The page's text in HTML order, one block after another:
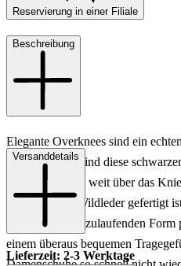
Reservierung in einer Filiale
Beschreibung
Elegante Overknees sind ein
Besonders toll sind diese
deren Schaft bis weit über das
hochwertigen Wildleder gefertigt
und einer eckig zulaufenden
einem überaus bequemen
Versanddetails
Lieferzeit: 2-3 Werktage